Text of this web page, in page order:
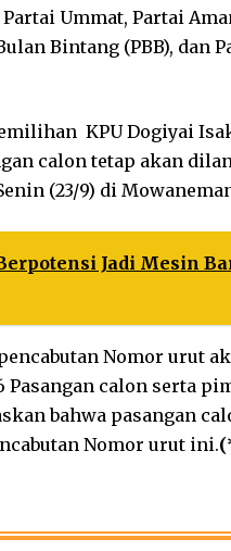
Ummat, Partai
Bintang (PBB), dan
KPU Dogiyai
calon tetap akan
(23/9) di
Jadi Mesin
Nomor urut
Pasangan calon serta
bahwa pasangan
Nomor urut ini.